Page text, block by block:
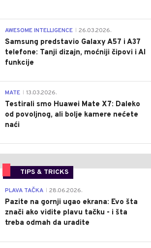
AWESOME INTELLIGENCE 26.03.2026.
Samsung predstavio Galaxy A57 i A37
telefone: Tanji dizajn, moćniji čipovi i AI
funkcije
MATE 13.03.2026.
Testirali smo Huawei Mate X7: Daleko
od povoljnog, ali bolje kamere nećete
naći
TIPS & TRICKS
PLAVA TAČKA 28.06.2026.
Pazite na gornji ugao ekrana: Evo šta
znači ako vidite plavu tačku - i šta
treba odmah da uradite